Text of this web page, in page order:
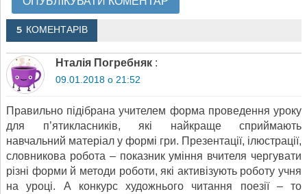
5 КОМЕНТАРІВ
Нталія Погребняк :
09.01.2018 о 21:52
Правильно підібрана учителем форма проведення уроку
для п’ятикласників, які найкраще сприймають
навчальний матеріал у формі гри. Презентації, ілюстрації,
словникова робота – показник уміння вчителя чергувати
різні форми й методи роботи, які активізують роботу учня
на уроці. А конкурс художнього читання поезії – то